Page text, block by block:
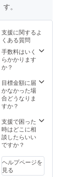
す。
支援に関するよ
くある質問
手数料はいく
らかかります
か？
目標金額に届
かなかった場
合どうなりま
すか？
支援で困った
時はどこに相
談したらいい
ですか？
ヘルプページを
見る